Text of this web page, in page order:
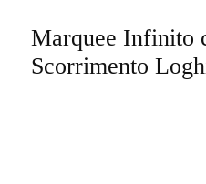
Marquee Infinito
Scorrimento